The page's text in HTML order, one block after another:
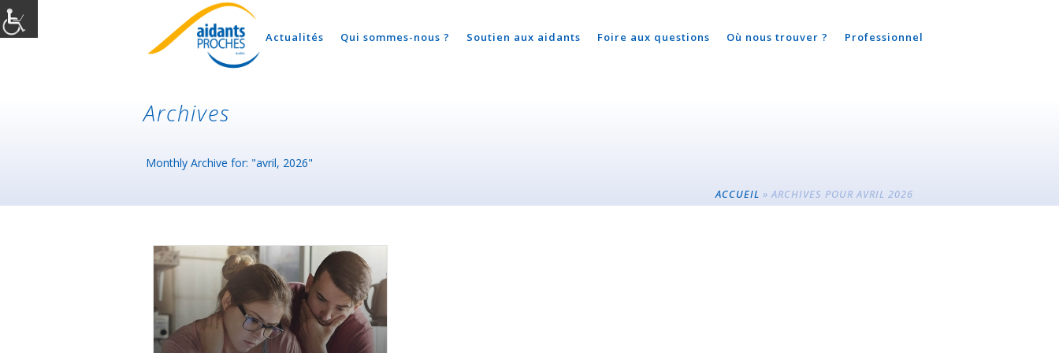
Actualités Qui sommes-nous ? Soutien aux aidants Foire aux questions Où nous trouver ? Professionnel
Archives
Monthly Archive for: "avril, 2026"
ACCUEIL »ARCHIVES POUR AVRIL 2026